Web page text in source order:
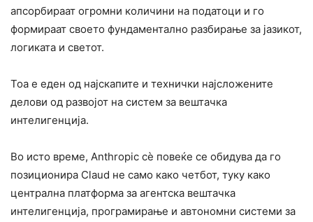
апсорбираат огромни количини на податоци и го
формираат своето фундаментално разбирање за јазикот,
логиката и светот.
Тоа е еден од најскапите и технички најсложените
делови од развојот на систем за вештачка
интелигенција.
Во исто време, Anthropic сè повеќе се обидува да го
позиционира Claud не само како чeтбот, туку како
централна платформа за агентска вештачка
интелигенција, програмирање и автономни системи за